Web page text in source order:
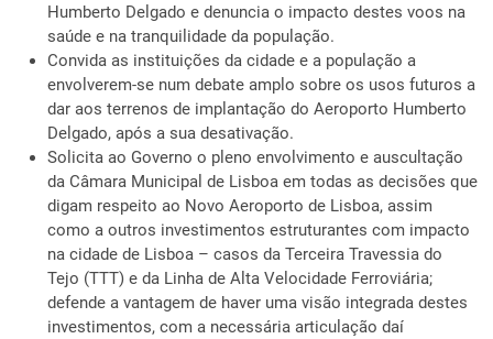
Humberto Delgado e denuncia o impacto destes voos na
saúde e na tranquilidade da população.
Convida as instituições da cidade e a população a
envolverem-se num debate amplo sobre os usos futuros a
dar aos terrenos de implantação do Aeroporto Humberto
Delgado, após a sua desativação.
Solicita ao Governo o pleno envolvimento e auscultação
da Câmara Municipal de Lisboa em todas as decisões que
digam respeito ao Novo Aeroporto de Lisboa, assim
como a outros investimentos estruturantes com impacto
na cidade de Lisboa – casos da Terceira Travessia do
Tejo (TTT) e da Linha de Alta Velocidade Ferroviária;
defende a vantagem de haver uma visão integrada destes
investimentos, com a necessária articulação daí